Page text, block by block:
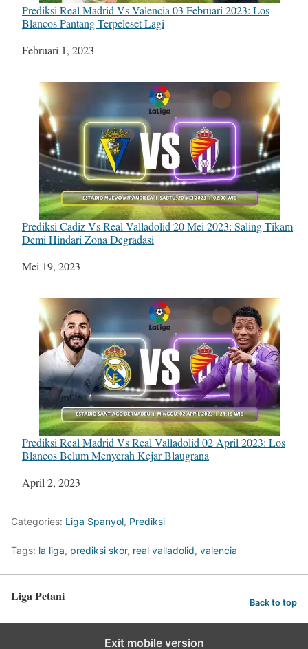
Prediksi Real Madrid Vs Valencia 03 Februari 2023: Los
Blancos Pantang Terpeleset Lagi
Tanggal
Februari 1, 2023
Prediksi Cadiz Vs Real Valladolid 20 Mei 2023: Saling Tikam
Demi Hindari Zona Degradasi
Tanggal
Mei 19, 2023
Prediksi Real Madrid Vs Real Valladolid 02 April 2023: Los
Blancos Belum Menyerah Kejar Blaugrana
Tanggal
April 2, 2023
Categories: Liga Spanyol, Prediksi
Tags: la liga, prediksi skor, real valladolid, valencia
Liga Petani Back to top
Exit mobile version